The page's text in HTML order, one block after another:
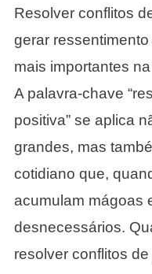
Forma
Sem
Gerar
Resolver conflitos
gerar
mais importantes
A palavra-chave
positiva” se aplica
grandes, mas
cotidiano que,
acumulam mágoas
desnecessários.
resolver conflitos